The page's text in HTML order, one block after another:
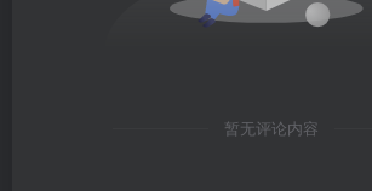
暂无评论内容